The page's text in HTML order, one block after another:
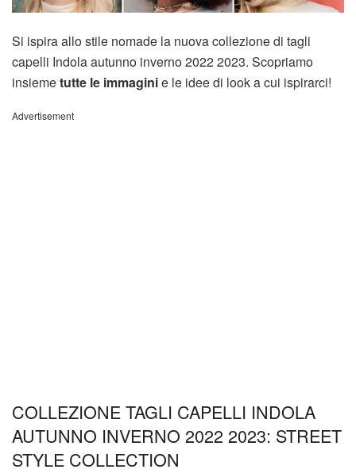
Si ispira allo stile nomade la nuova collezione di tagli
capelli Indola autunno inverno 2022 2023. Scopriamo
insiemetutte le immaginie le idee di look a cui ispirarci!
Advertisement
COLLEZIONE TAGLI CAPELLI INDOLA
AUTUNNO INVERNO 2022 2023: STREET
STYLE COLLECTION